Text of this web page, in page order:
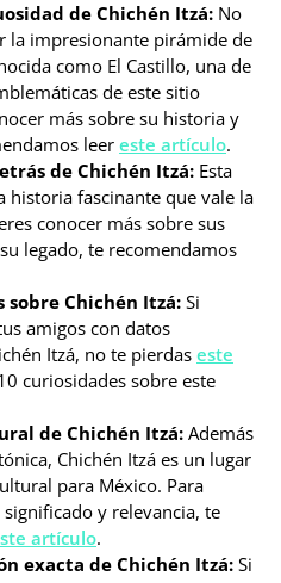
de Chichén Itzá: No
la impresionante pirámide de
como El Castillo, una de
de este sitio
más sobre su historia y
leereste artículo.
de Chichén Itzá: Esta
historia fascinante que vale la
conocer más sobre sus
legado, te recomendamos
sobre Chichén Itzá:Si
amigos con datos
Itzá, no te pierdas este
curiosidades sobre este
de Chichén Itzá: Además
Chichén Itzá es un lugar
para México. Para
y relevancia, te
artículo.
exacta de Chichén Itzá: Si